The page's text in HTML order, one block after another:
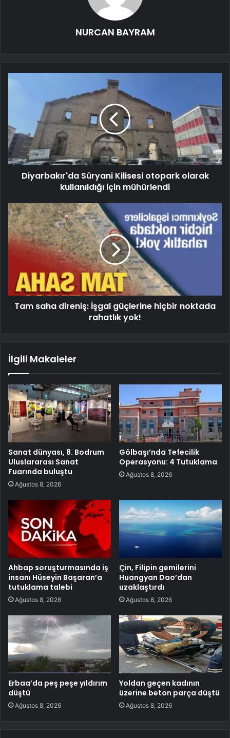
NURCAN BAYRAM
Diyarbakır'da Süryani Kilisesi otopark olarak
kullanıldığı için mühürlendi
Tam saha direniş: İşgal güçlerine hiçbir noktada
rahatlık yok!
İlgili Makaleler
Sanat dünyası, 8. Bodrum
Uluslararası Sanat
Fuarında buluştu
Ağustos 8, 2026
Gölbaşı’nda Tefecilik
Operasyonu: 4 Tutuklama
Ağustos 8, 2026
Ahbap soruşturmasında iş
insanı Hüseyin Başaran’a
tutuklama talebi
Ağustos 8, 2026
Çin, Filipin gemilerini
Huangyan Dao’dan
uzaklaştırdı
Ağustos 8, 2026
Erbaa’da peş peşe yıldırım
düştü
Ağustos 8, 2026
Yoldan geçen kadının
üzerine beton parça düştü
Ağustos 8, 2026